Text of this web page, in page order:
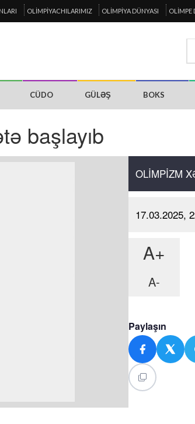
OLIMPIYACHILARIMIZ OLIMPIYA DÜNYASI OLIMPE
CÜDO GÜLƏŞ BOKS
başlayıb
OLIMPIZM
17.03.2025,
A+
A-
Paylaşın